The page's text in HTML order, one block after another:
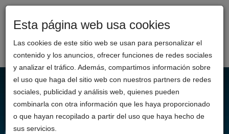
Esta página web usa cookies
Las cookies de este sitio web se usan para personalizar el
contenido y los anuncios, ofrecer funciones de redes sociales
y analizar el tráfico. Además, compartimos información sobre
el uso que haga del sitio web con nuestros partners de redes
sociales, publicidad y análisis web, quienes pueden
combinarla con otra información que les haya proporcionado
o que hayan recopilado a partir del uso que haya hecho de
sus servicios.
CLINICA
REINA
CATALINA